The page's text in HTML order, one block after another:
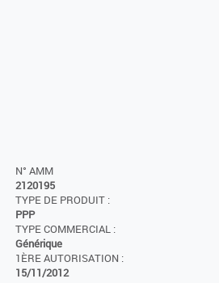
N° AMM
2120195
TYPE DE PRODUIT :
PPP
TYPE COMMERCIAL :
Générique
1ÈRE AUTORISATION :
15/11/2012